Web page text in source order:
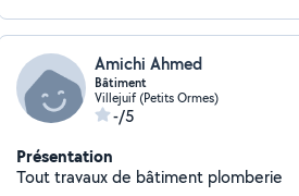
Amichi Ahmed
Bâtiment
Villejuif (Petits Ormes)
-/5
Présentation
Tout travaux de bâtiment plomberie